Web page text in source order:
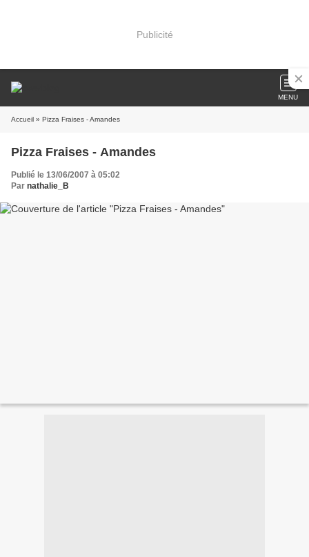
Publicité
MENU
Accueil » Pizza Fraises - Amandes
Pizza Fraises - Amandes
Publié le 13/06/2007 à 05:02
Par nathalie_B